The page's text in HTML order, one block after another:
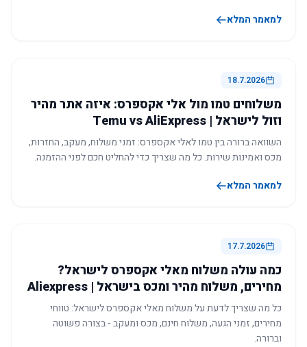
למאמר המלא
18.7.2026
משלוחים טמו מול אלי אקספרס: איזה אתר מהיר
וזול לישראל | Temu vs AliExpress
השוואה ברורה בין טמו לאלי אקספרס: זמני משלוח, מעקב, החזרות,
מכס ואמינות שירות. כל מה שצריך כדי להחליט חכם לפני ההזמנה.
למאמר המלא
17.7.2026
כמה עולה משלוח מאלי אקספרס לישראל?
מחירים, משלוח מהיר ומכס בישראל | Aliexpress
כל מה שצריך לדעת על משלוח מאלי אקספרס לישראל: טווחי
מחירים, זמני הגעה, משלוח חינם, מכס ומעקב - בצורה פשוטה
וברורה.